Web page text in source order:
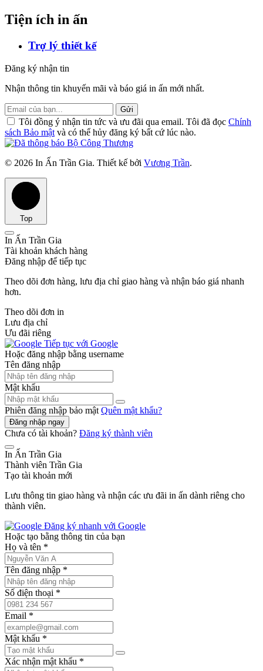
Tiện ích in ấn
Trợ lý thiết kế
Đăng ký nhận tin
Nhận thông tin khuyến mãi và báo giá in ấn mới nhất.
Gửi
Tôi đồng ý nhận tin tức và ưu đãi qua email. Tôi đã đọc Chính
sách Bảo mật và có thể hủy đăng ký bất cứ lúc nào.
© 2026 In Ấn Trần Gia. Thiết kế bởi Vương Trần.
Top
In Ấn Trần Gia
Tài khoản khách hàng
Đăng nhập để tiếp tục
Theo dõi đơn hàng, lưu địa chỉ giao hàng và nhận báo giá nhanh
hơn.
Theo dõi đơn in
Lưu địa chỉ
Ưu đãi riêng
Tiếp tục với Google
Hoặc đăng nhập bằng username
Tên đăng nhập
Mật khẩu
Phiên đăng nhập bảo mật Quên mật khẩu?
Đăng nhập ngay
Chưa có tài khoản? Đăng ký thành viên
In Ấn Trần Gia
Thành viên Trần Gia
Tạo tài khoản mới
Lưu thông tin giao hàng và nhận các ưu đãi in ấn dành riêng cho
thành viên.
Đăng ký nhanh với Google
Hoặc tạo bằng thông tin của bạn
Họ và tên *
Tên đăng nhập *
Số điện thoại *
Email *
Mật khẩu *
Xác nhận mật khẩu *